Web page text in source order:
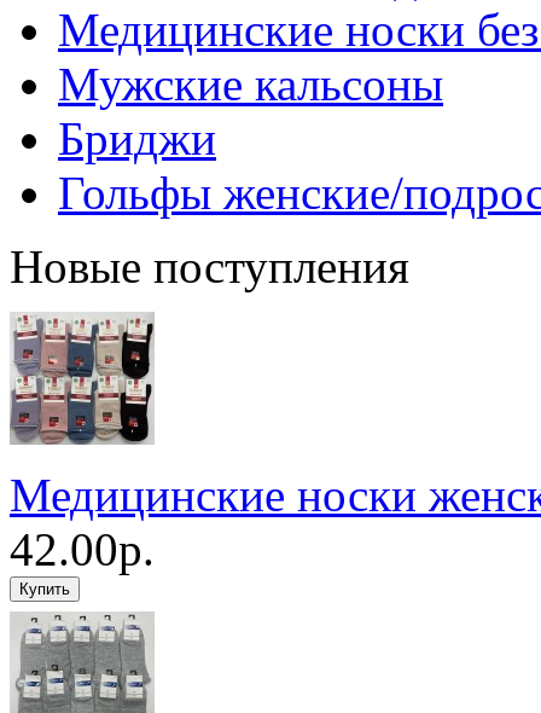
Медицинские носки
Мужские кальсоны
Бриджи
Гольфы женские/
Новые поступления
Медицинские носки
42.00р.